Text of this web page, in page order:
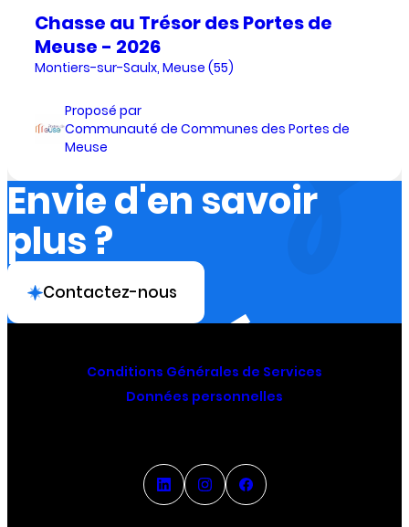
Chasse au Trésor des Portes de
Meuse - 2026
Montiers-sur-Saulx, Meuse (55)
Proposé par
Communauté de Communes des Portes de
Meuse
Envie d'en savoir
plus ?
Contactez-nous
Conditions Générales de Services
Données personnelles